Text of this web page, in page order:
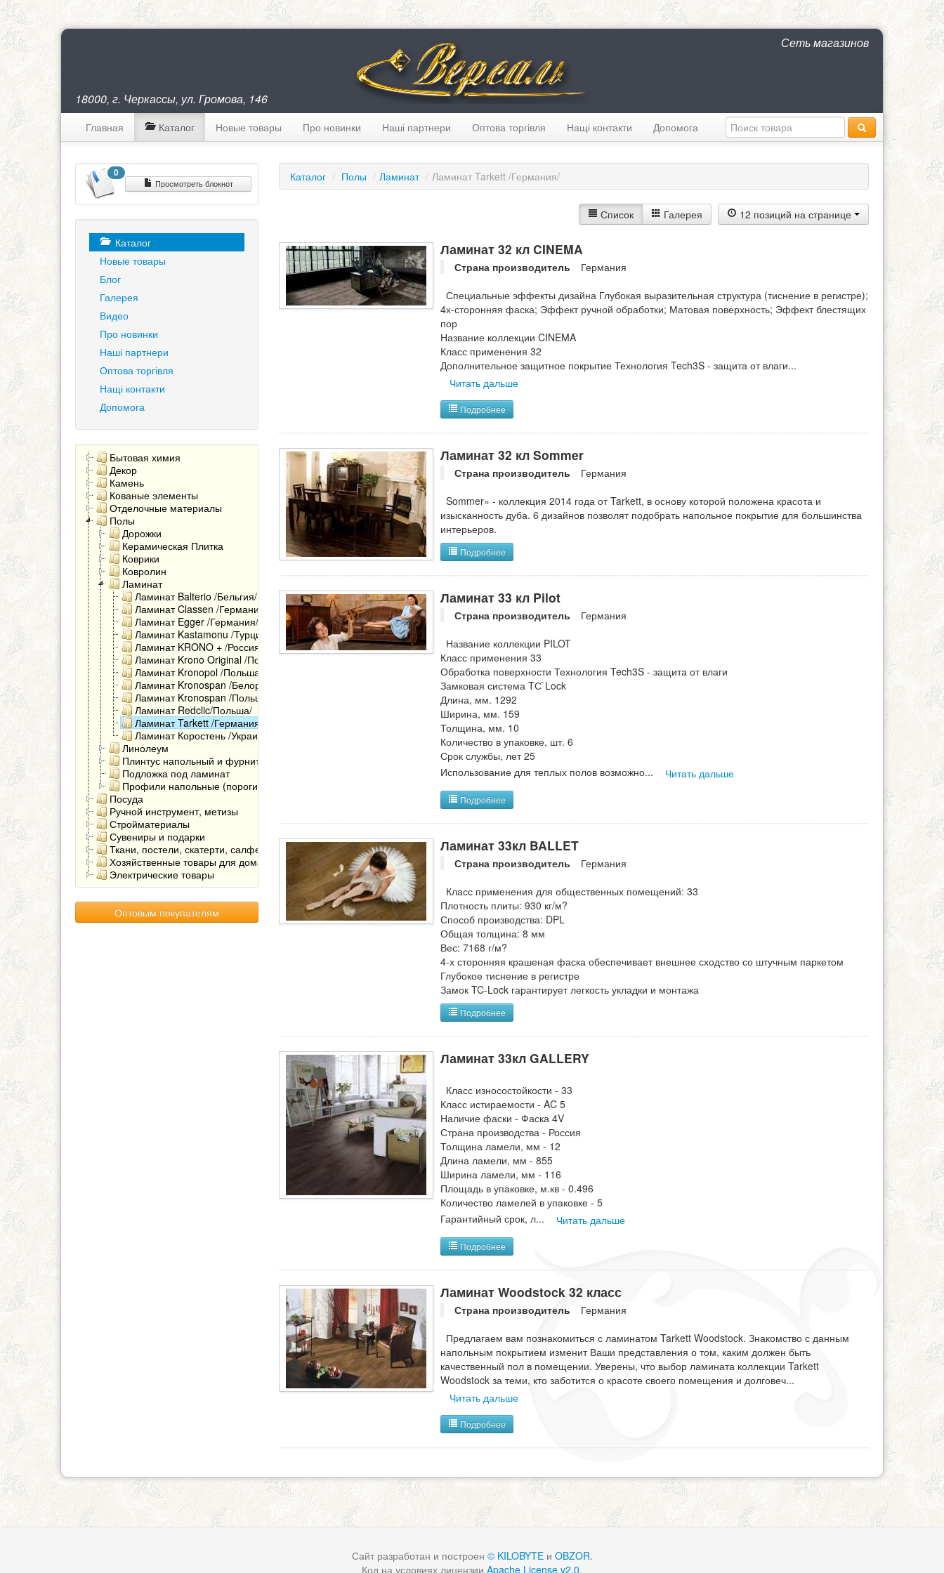
Сеть магазинов
18000, г. Черкассы, ул. Громова, 146
Главная Каталог Новые товары Про новинки Наші партнери Оптова торгівля Нащі контакти Допомога
0
Просмотреть блокнот
Каталог
Новые товары
Блог
Галерея
Видео
Про новинки
Наші партнери
Оптова торгівля
Нащі контакти
Допомога
Бытовая химия
Декор
Камень
Кованые элементы
Отделочные материалы
Полы
Дорожки
Керамическая Плитка
Коврики
Ковролин
Ламинат
Ламинат Balterio /Бельгия/
Ламинат Classen /Германия/
Ламинат Egger /Германия/
Ламинат Kastamonu /Турция/
Ламинат KRONO + /Россия/
Ламинат Krono Original /Польша/
Ламинат Kronopol /Польша/
Ламинат Kronospan /Белоруссия/
Ламинат Kronospan /Польша/
Ламинат Redclic/Польша/
Ламинат Tarkett /Германия/
Ламинат Коростень /Украина/
Линолеум
Плинтус напольный и фурнитура
Подложка под ламинат
Профили напольные (пороги)
Посуда
Ручной инструмент, метизы
Стройматериалы
Сувениры и подарки
Ткани, постели, скатерти, салфетки
Хозяйственные товары для дома
Электрические товары
Оптовым покупателям
Каталог / Полы / Ламинат / Ламинат Tarkett /Германия/
Список Галерея 12 позиций на странице
Ламинат 32 кл CINEMA
Страна производитель
Германия
Специальные эффекты дизайна Глубокая выразительная структура (тиснение в регистре);
4х-сторонняя фаска; Эффект ручной обработки; Матовая поверхность; Эффект блестящих
пор
Название коллекции CINEMA
Класс применения 32
Дополнительное защитное покрытие Технология Tech3S - защита от влаги...
Читать дальше
Подробнее
Ламинат 32 кл Sommer
Страна производитель
Германия
Sommer» - коллекция 2014 года от Tarkett, в основу которой положена красота и
изысканность дуба. 6 дизайнов позволят подобрать напольное покрытие для большинства
интерьеров.
Подробнее
Ламинат 33 кл Pilot
Страна производитель
Германия
Название коллекции PILOT
Класс применения 33
Обработка поверхности Технология Tech3S - защита от влаги
Замковая система TС`Lock
Длина, мм. 1292
Ширина, мм. 159
Толщина, мм. 10
Количество в упаковке, шт. 6
Срок службы, лет 25
Использование для теплых полов возможно... Читать дальше
Подробнее
Ламинат 33кл BALLET
Страна производитель
Германия
Класс применения для общественных помещений: 33
Плотность плиты: 930 кг/м?
Способ производства: DPL
Общая толщина: 8 мм
Вес: 7168 г/м?
4-х сторонняя крашеная фаска обеспечивает внешнее сходство со штучным паркетом
Глубокое тиснение в регистре
Замок TC-Lock гарантирует легкость укладки и монтажа
Подробнее
Ламинат 33кл GALLERY
Класс износостойкости - 33
Класс истираемости - AC 5
Наличие фаски - Фаска 4V
Страна производства - Россия
Толщина ламели, мм - 12
Длина ламели, мм - 855
Ширина ламели, мм - 116
Площадь в упаковке, м.кв - 0.496
Количество ламелей в упаковке - 5
Гарантийный срок, л... Читать дальше
Подробнее
Ламинат Woodstock 32 класс
Страна производитель
Германия
Предлагаем вам познакомиться с ламинатом Tarkett Woodstock. Знакомство с данным
напольным покрытием изменит Ваши представления о том, каким должен быть
качественный пол в помещении. Уверены, что выбор ламината коллекции Tarkett
Woodstock за теми, кто заботится о красоте своего помещения и долговеч...
Читать дальше
Подробнее
Сайт разработан и построен © KILOBYTEи OBZOR.
Код на условиях лицензии Apache License v2.0.